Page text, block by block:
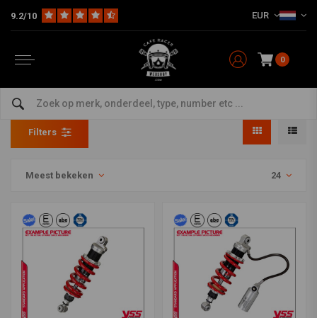
9.2/10 EUR
0
CFMoto
Home Model Specifiek YSS OEM Vering CFMoto
Filters
Meest bekeken 24